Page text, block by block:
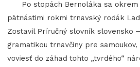
Po stopách Bernoláka sa okrem
pätnástimi rokmi trnavský rodák
Zostavil Príručný slovník slovensko
gramatikou trnavčiny pre
voviesť do záhad tohto „tvrdého“